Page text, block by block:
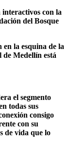
interactivos con la
del Bosque
la esquina de la
de Medellín está
el segmento
todas sus
consigo
con su
de vida que lo